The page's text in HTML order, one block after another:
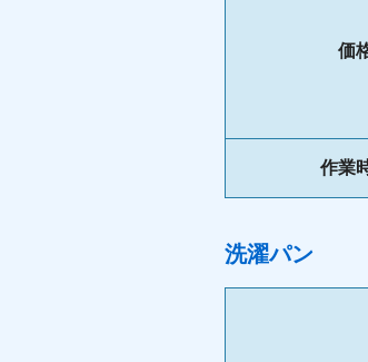
価
作業
洗濯パン